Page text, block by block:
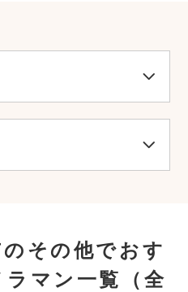
その他でおす
マン一覧
（全